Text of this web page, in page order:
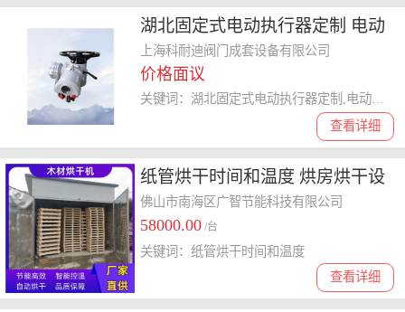
湖北固定式电动执行器定制 电动
球阀 上海科耐迪阀门成套设备供
应
上海科耐迪阀门成套设备有限公司
价格面议
查看详细
纸管烘干时间和温度 烘房烘干设
备
佛山市南海区广智节能科技有限公司
58000.00 /台
查看详细
关键词：纸管烘干时间和温度